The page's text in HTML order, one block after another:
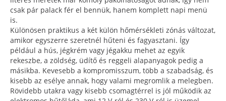
csak pár palack fér el bennük, hanem komplett napi menü
is.
Különösen praktikus a két külön hőmérsékleti zónás változat,
amikor egyszerre szeretnél hűteni és fagyasztani. Így
például a hús, jégkrém vagy jégakku mehet az egyik
rekeszbe, a zöldség, üdítő és reggeli alapanyagok pedig a
másikba. Kevesebb a kompromisszum, több a szabadság, és
kisebb az esélye annak, hogy valami megromlik a melegben.
Rövidebb utakra vagy kisebb csomagtérrel is jól működik az